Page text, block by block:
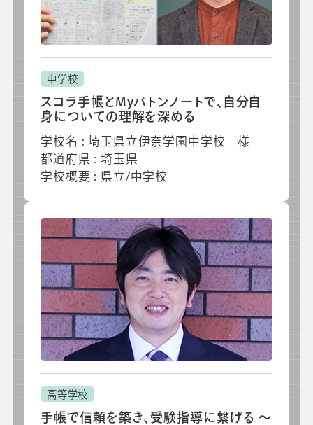
中学校
スコラ手帳とMyバトンノートで、自分自
身についての理解を深める
学校名 : 埼玉県立伊奈学園中学校 様
都道府県 : 埼玉県
学校概要 : 県立/中学校
高等学校
手帳で信頼を築き、受験指導に繋げる ～